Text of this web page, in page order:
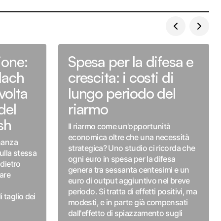
stessa
taglio dei
Spesa per la difesa e
crescita: i costi di
lungo periodo del
riarmo
Il riarmo come un'opportunità
economica oltre che una necessità
strategica? Uno studio ci ricorda che
ogni euro in spesa per la difesa
genera tra sessanta centesimi e un
euro di output aggiuntivo nel breve
periodo. Si tratta di effetti positivi, ma
modesti, e in parte già compensati
dall'effetto di spiazzamento sugli